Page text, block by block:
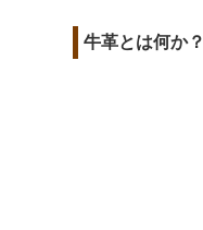
牛革とは何か？